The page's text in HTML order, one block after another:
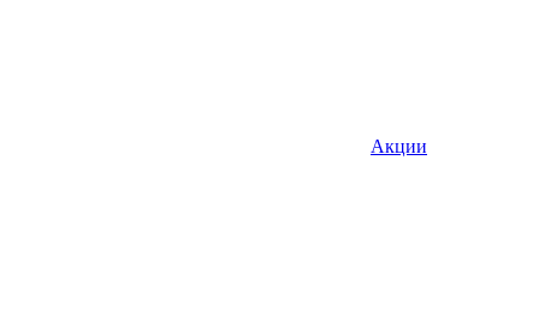
Акции